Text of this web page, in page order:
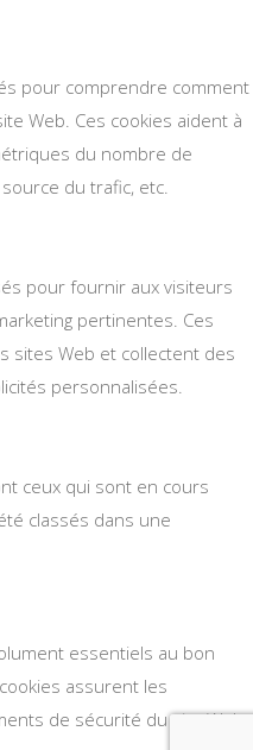
pour comprendre comment
Web. Ces cookies aident à
du nombre de
du trafic, etc.
pour fournir aux visiteurs
pertinentes. Ces
sites Web et collectent des
personnalisées.
ceux qui sont en cours
classés dans une
essentiels au bon
assurent les
de sécurité du site Web,